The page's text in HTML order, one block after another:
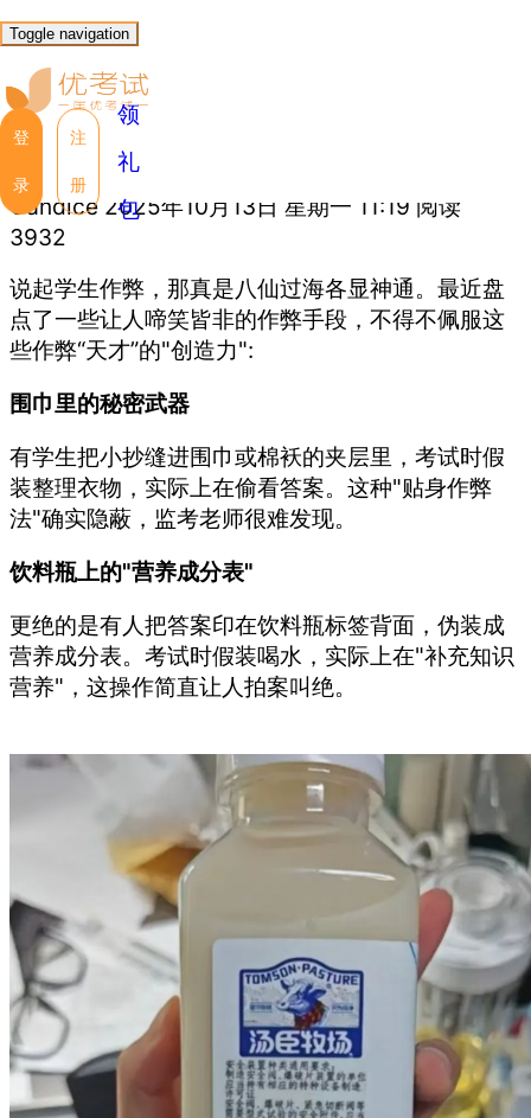
Toggle navigation
登
录
注
册
领
礼
包
优考试 博客
用智能手环作弊？AI监考让这
些"天才"原形毕露！
Candice 2025年10月13日 星期一 11:19 阅读
3932
说起学生作弊，那真是八仙过海各显神通。最近盘
点了一些让人啼笑皆非的作弊手段，不得不佩服这
些作弊“天才”的"创造力":
围巾里的秘密武器
有学生把小抄缝进围巾或棉袄的夹层里，考试时假
装整理衣物，实际上在偷看答案。这种"贴身作弊
法"确实隐蔽，监考老师很难发现。
饮料瓶上的"营养成分表"
更绝的是有人把答案印在饮料瓶标签背面，伪装成
营养成分表。考试时假装喝水，实际上在"补充知识
营养"，这操作简直让人拍案叫绝。